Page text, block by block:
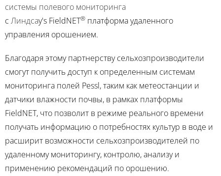
системы полевого мониторинга
с Линдсаy's FieldNET® платформа удаленного
управления орошением.
Благодаря этому партнерству сельхозпроизводители
смогут получить доступ к определенным системам
мониторинга полей Pessl, таким как метеостанции и
датчики влажности почвы, в рамках платформы
FieldNET, что позволит в режиме реального времени
получать информацию о потребностях культур в воде и
расширит возможности сельхозпроизводителей по
удаленному мониторингу, контролю, анализу и
применению рекомендаций по орошению.